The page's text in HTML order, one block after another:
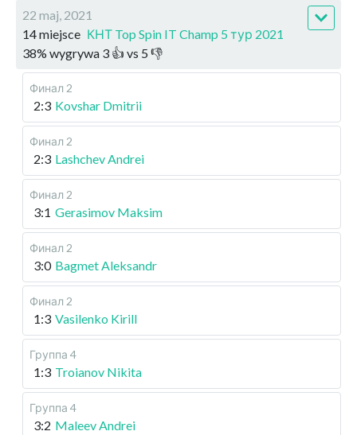
22 maj, 2021
14 miejsce КНТ Top Spin IT Champ 5 тур 2021
38% wygrywa 3 👍 vs 5 👎
Финал 2
2:3 Kovshar Dmitrii
Финал 2
2:3 Lashchev Andrei
Финал 2
3:1 Gerasimov Maksim
Финал 2
3:0 Bagmet Aleksandr
Финал 2
1:3 Vasilenko Kirill
Группа 4
1:3 Troianov Nikita
Группа 4
3:2 Maleev Andrei